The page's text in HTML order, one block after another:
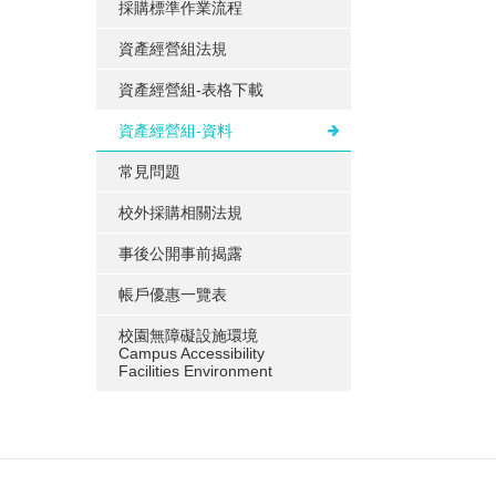
採購標準作業流程
資產經營組法規
資產經營組-表格下載
資產經營組-資料
常見問題
校外採購相關法規
事後公開事前揭露
帳戶優惠一覽表
校園無障礙設施環境
Campus Accessibility
Facilities Environment